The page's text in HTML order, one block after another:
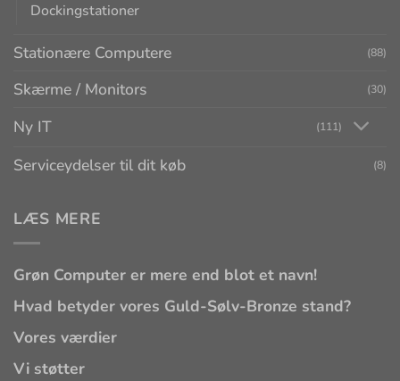
Dockingstationer
Stationære Computere (88)
Skærme / Monitors (30)
Ny IT (111)
Serviceydelser til dit køb (8)
LÆS MERE
Grøn Computer er mere end blot et navn!
Hvad betyder vores Guld-Sølv-Bronze stand?
Vores værdier
Vi støtter